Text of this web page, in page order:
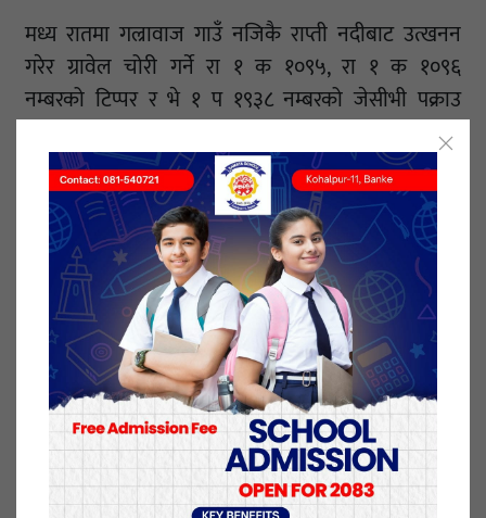
मध्य रातमा गल्रावाज गाउँ नजिकै राप्ती नदीबाट उत्खनन
गरेर ग्रावेलचोरी गर्ने रा १ क १०९५, रा १ क १०९६
नम्बरको टिप्परर भे १ प १९३८ नम्बरकोजेसीभी पक्राउ
गरिएको इलाका प्रहरी कार्यालय धामपुरका इन्चार्ज प्रहरी
नायब निरीक्षक प्रविण डाँगीले जानकारी दिए ।
स्थानीय युवाहरूको सक्रियतामा पक्राउ गरिएको
जानकारीदिदैइन्चार्ज डाँगीले कारवाहीको लागी
राप्तीसोनारीगाउँपालिकाको कार्यालयमा पठाइने जनाए ।
स्थानीय केही ठेकेदारहरूले अगैया देखि खटनिया सम्म निर्माण
हुँदै गरेको खड्का निर्माण सेवाको साइडमा ग्राभेल बोक्न
लागेको स्थानीय युवाहरूले जनाएका छन् ।
रातीको समयमा अवैध रुपमा उत्खनन गरेर चोरी गर्ने जो
कोहीलाई कानुन अनुसार कारवाही गर्ने
राप्ती सोनारीगाउँपालिका अध्यक्ष तप्त बहादुर पौडेलले